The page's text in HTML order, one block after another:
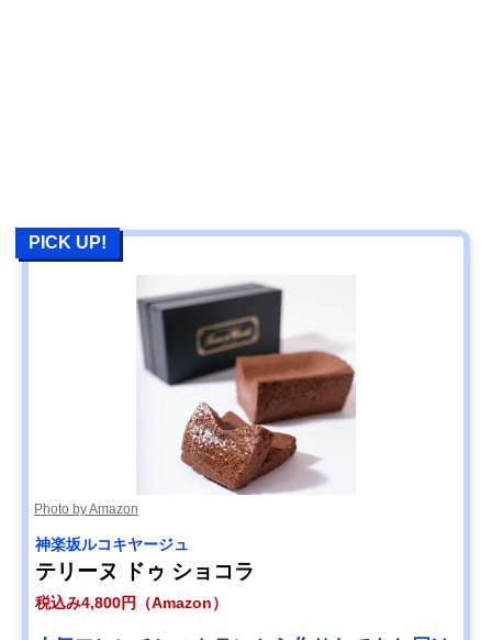
PICK UP!
Photo by Amazon
神楽坂ルコキヤージュ
テリーヌ ドゥ ショコラ
税込み4,800円（Amazon）